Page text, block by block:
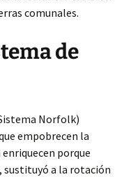
comunales.
de
Norfolk)
empobrecen la
porque
sustituyó a la rotación